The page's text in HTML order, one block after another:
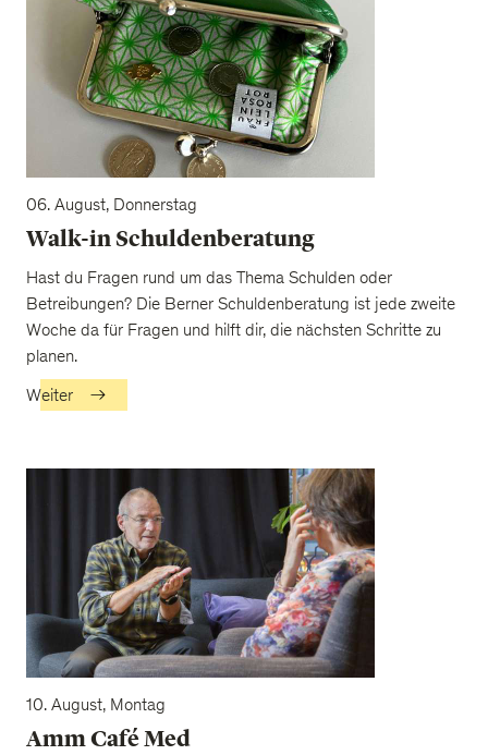
06. August, Donnerstag
Walk-in Schuldenberatung
Hast du Fragen rund um das Thema Schulden oder
Betreibungen? Die Berner Schuldenberatung ist jede zweite
Woche da für Fragen und hilft dir, die nächsten Schritte zu
planen.
Weiter
10. August, Montag
Amm Café Med